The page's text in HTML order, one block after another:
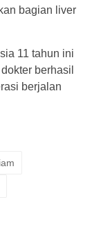
bagian liver
11 tahun ini
berhasil
berjalan